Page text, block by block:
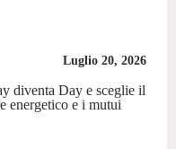
Luglio 20, 2026
diventa Day e sceglie il
energetico e i mutui